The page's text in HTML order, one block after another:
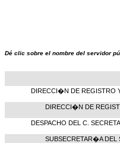
Dé clic sobre el nombre del servidor
DIRECCI�N DE REGISTRO
DIRECCI�N DE
DESPACHO DEL C.
SUBSECRETAR�A DEL